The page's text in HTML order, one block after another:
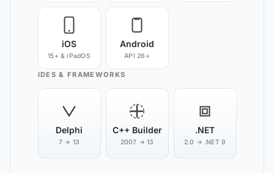
iOS
15+ & iPadOS
Android
API 26+
IDES & FRAMEWORKS
Delphi
7 → 13
C++ Builder
2007 → 13
.NET
2.0 → .NET 9